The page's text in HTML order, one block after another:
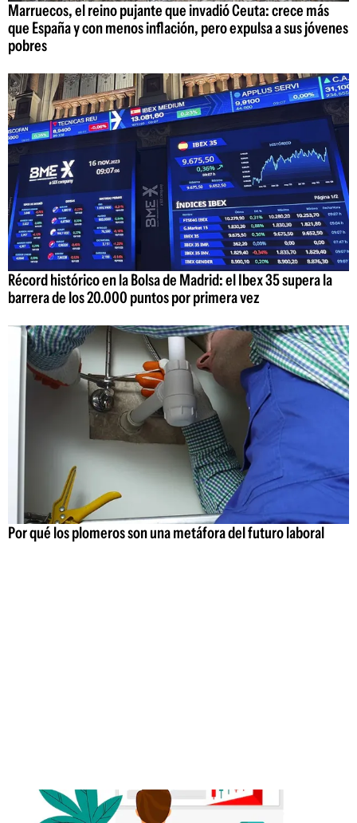
Marruecos, el reino pujante que invadió Ceuta: crece más
que España y con menos inflación, pero expulsa a sus jóvenes
pobres
Récord histórico en la Bolsa de Madrid: el Ibex 35 supera la
barrera de los 20.000 puntos por primera vez
Por qué los plomeros son una metáfora del futuro laboral